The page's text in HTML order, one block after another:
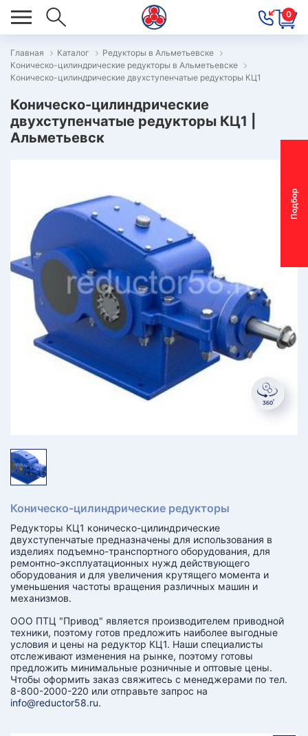
0
П
о
д
б
о
р
м
о
т
о
р
-
р
е
д
у
к
т
о
р
Главная Каталог
Редукторы в Альметьевске
Коническо-цилиндрические редукторы в Альметьевске
Коническо-цилиндрические двухступенчатые редукторы КЦ1
Коническо-цилиндрические
двухступенчатые редукторы КЦ1 |
Альметьевск
Коническо-цилиндрические редукторы
Редукторы КЦ1 коническо-цилиндрические
двухступенчатые предназначены для использования в
изделиях подъемно-транспортного оборудования, для
ремонтно-эксплуатационных нужд действующего
оборудования и для увеличения крутящего момента и
уменьшения частоты вращения различных машин и
механизмов.
ООО ПТЦ "Привод" является производителем приводной
техники, поэтому готов предложить наиболее выгодные
условия и цены на редуктор КЦ1. Наши специалисты
отслеживают изменения на рынке, поэтому готовы
предложить минимальные розничные и оптовые цены.
Чтобы оформить заказ свяжитесь с менеджерами по тел.
8-800-2000-220 или отправьте запрос на
info@reductor58.ru.